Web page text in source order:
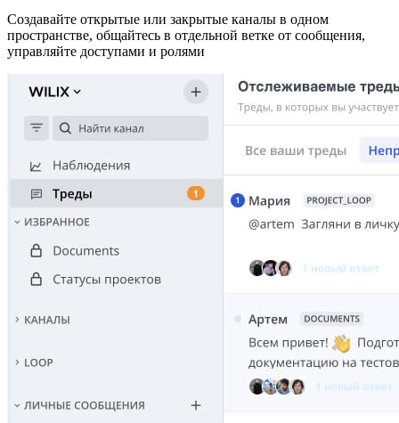
Создавайте открытые или закрытые каналы в одном
пространстве, общайтесь в отдельной ветке от сообщения,
управляйте доступами и ролями